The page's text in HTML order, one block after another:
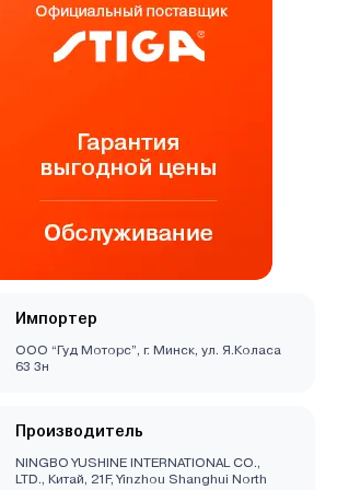
Импортер
ООО “Гуд Моторс”, г. Минск, ул. Я.Коласа
63 3н
Производитель
NINGBO YUSHINE INTERNATIONAL CO.,
LTD., Китай, 21F, Yinzhou Shanghui North